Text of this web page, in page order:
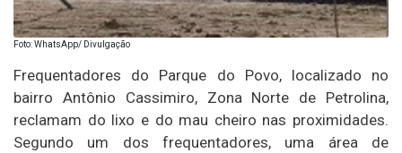
Foto: WhatsApp/ Divulgação
Frequentadores do Parque do Povo, localizado no
bairro Antônio Cassimiro, Zona Norte de Petrolina,
reclamam do lixo e do mau cheiro nas proximidades.
Segundo um dos frequentadores, uma área de